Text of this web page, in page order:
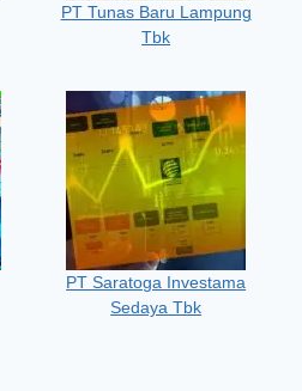
PT Tunas Baru Lampung
Tbk
PT Saratoga Investama
Sedaya Tbk